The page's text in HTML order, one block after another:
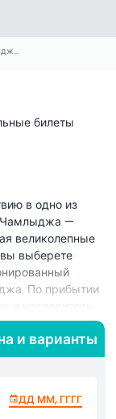
Башня Чамлыджа Стамбул
билеты
в одно из
Чамлыджа —
великолепные
выберете
По прибытии
и насладитесь
вид на
Гранд Базар.
и варианты
ДД ММ, ГГГГ